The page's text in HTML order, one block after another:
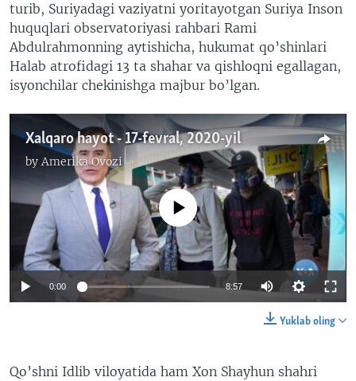
turib, Suriyadagi vaziyatni yoritayotgan Suriya Inson
huquqlari observatoriyasi rahbari Rami
Abdulrahmonning aytishicha, hukumat qo’shinlari
Halab atrofidagi 13 ta shahar va qishloqni egallagan,
isyonchilar chekinishga majbur bo’lgan.
Xalqaro hayot - 17-fevral, 2020-yil
by Amerika Ovozi
No media source currently available
0:00 8:57
Yuklab oling
Qo’shni Idlib viloyatida ham Xon Shayhun shahri